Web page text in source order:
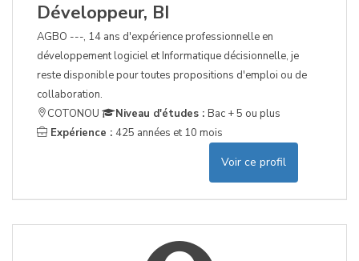
Développeur, BI
AGBO ---, 14 ans d'expérience professionnelle en
développement logiciel et Informatique décisionnelle, je
reste disponible pour toutes propositions d'emploi ou de
collaboration.
COTONOU
Niveau d'études : Bac + 5 ou plus
Expérience : 425 années et 10 mois
Voir ce profil